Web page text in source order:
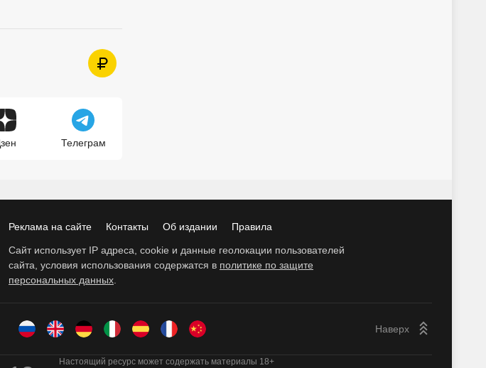
Телеграм
Реклама на сайте Контакты Об издании Правила
Сайт использует IP адреса, cookie и данные геолокации пользователей
сайта, условия использования содержатся в политике по защите
персональных данных.
Настоящий ресурс может содержать материалы 18+